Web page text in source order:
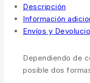
Descripción
Información
Envíos y
Dependiendo de
posible dos